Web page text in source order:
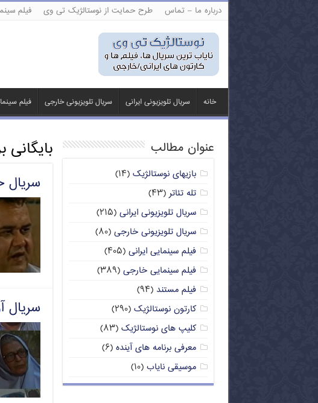
درباره ما – تماس طرح حمایت از نوستالژیک تی وی فیلم
خانه سریال تلویزیونی ایرانی سریال تلویزیونی خارجی فیلم
سریال
سریال
عنوان مطالب
بازیهای نوستالژیک (۱۴)
تله تئاتر(۴۳)
سریال تلویزیونی ایرانی (۲۱۵)
سریال تلویزیونی خارجی (۸۰)
فیلم سینمایی ایرانی (۴۰۵)
فیلم سینمایی خارجی (۳۸۹)
فیلم مستند (۹۴)
کارتون نوستالژیک (۲۹۰)
کلیپ های نوستالژیک (۸۳)
معرفی برنامه های آینده (۶)
موسیقی نایاب (۱۰)